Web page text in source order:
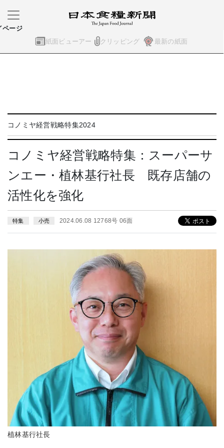
紙面ビューアー クリッピング 最新の紙面
ページ
コノミヤ経営戦略特集2024
コノミヤ経営戦略特集：スーパーサ
ンエー・植林基行社長 既存店舗の
活性化を強化
特集 小売 2024.06.08 12768号 06面
植林基行社長